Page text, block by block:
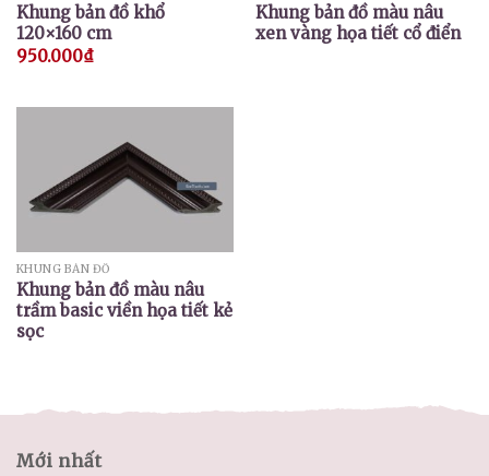
Khung bản đồ khổ
120×160 cm
950.000₫
Khung bản đồ màu nâu
xen vàng họa tiết cổ điển
KHUNG BẢN ĐỒ
Khung bản đồ màu nâu
trầm basic viền họa tiết kẻ
sọc
Mới nhất